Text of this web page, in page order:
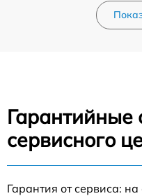
Гарантийные
сервисного
Гарантия от сервиса: